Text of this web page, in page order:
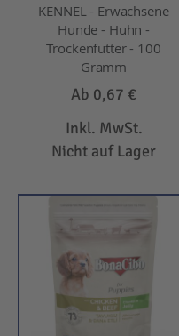
KENNEL - Erwachsene
Hunde - Huhn -
Trockenfutter - 100
Gramm
Ab 0,67 €
Inkl. MwSt.
Nicht auf Lager